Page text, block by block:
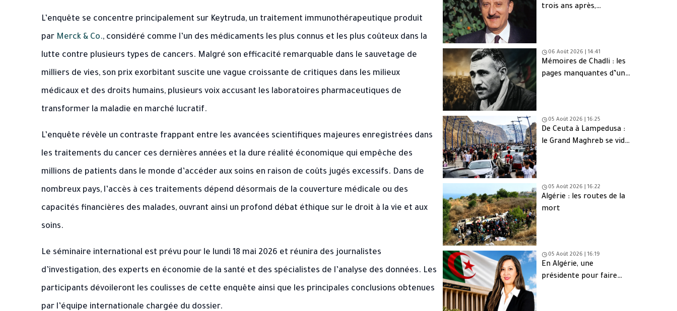
L’enquête se concentre principalement sur Keytruda, un traitement immunothérapeutique produit
par Merck & Co., considéré comme l’un des médicaments les plus connus et les plus coûteux dans la
lutte contre plusieurs types de cancers. Malgré son efficacité remarquable dans le sauvetage de
milliers de vies, son prix exorbitant suscite une vague croissante de critiques dans les milieux
médicaux et des droits humains, plusieurs voix accusant les laboratoires pharmaceutiques de
transformer la maladie en marché lucratif.
L’enquête révèle un contraste frappant entre les avancées scientifiques majeures enregistrées dans
les traitements du cancer ces dernières années et la dure réalité économique qui empêche des
millions de patients dans le monde d’accéder aux soins en raison de coûts jugés excessifs. Dans de
nombreux pays, l’accès à ces traitements dépend désormais de la couverture médicale ou des
capacités financières des malades, ouvrant ainsi un profond débat éthique sur le droit à la vie et aux
soins.
Le séminaire international est prévu pour le lundi 18 mai 2026 et réunira des journalistes
d’investigation, des experts en économie de la santé et des spécialistes de l’analyse des données. Les
participants dévoileront les coulisses de cette enquête ainsi que les principales conclusions obtenues
par l’équipe internationale chargée du dossier.
trois ans après,
06 Août 2026 | 14:41
Mémoires de Chadli : les
pages manquantes d’une
05 Août 2026 | 16:25
De Ceuta à Lampedusa :
le Grand Maghreb se vide
05 Août 2026 | 16:22
Algérie : les routes de la
mort
05 Août 2026 | 16:19
En Algérie, une
présidente pour faire